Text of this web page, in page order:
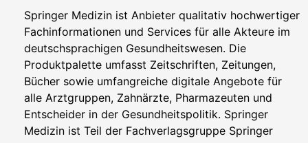
Springer Medizin ist Anbieter qualitativ hochwertiger
Fachinformationen und Services für alle Akteure im
deutschsprachigen Gesundheitswesen. Die
Produktpalette umfasst Zeitschriften, Zeitungen,
Bücher sowie umfangreiche digitale Angebote für
alle Arztgruppen, Zahnärzte, Pharmazeuten und
Entscheider in der Gesundheitspolitik. Springer
Medizin ist Teil der Fachverlagsgruppe Springer